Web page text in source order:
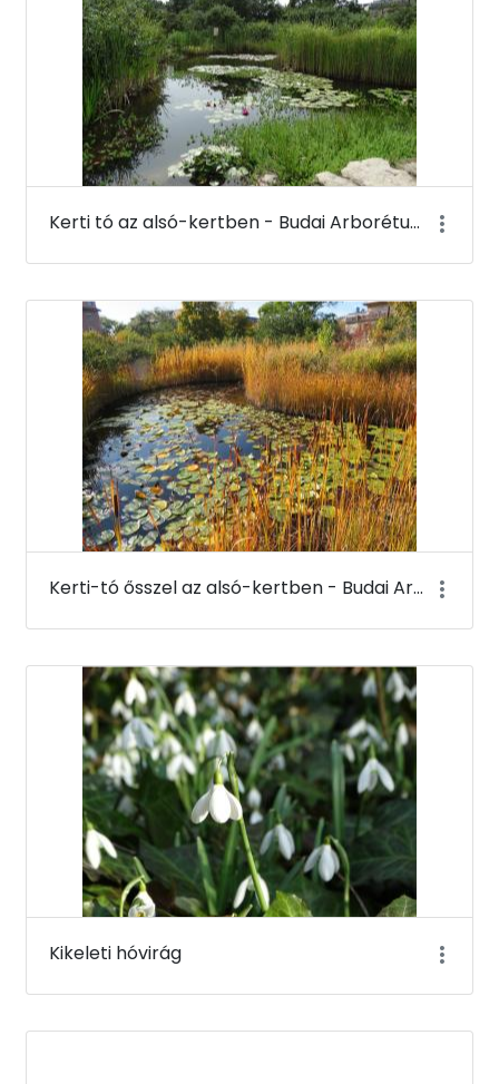
Kerti tó az alsó-kertben - Budai Arborétum
Kerti-tó ősszel az alsó-kertben - Budai Arborétum
Kikeleti hóvirág